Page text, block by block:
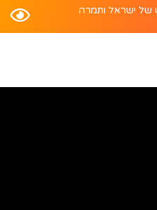
של ישראל ותמרה